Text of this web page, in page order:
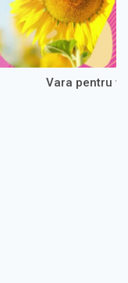
Vara pentru